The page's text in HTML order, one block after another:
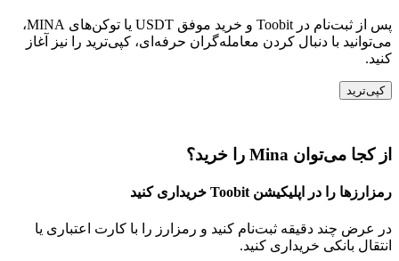
پس از ثبت‌نام در Toobit و خرید موفق USDT یا توکن‌های MINA،
می‌توانید با دنبال کردن معامله‌گران حرفه‌ای، کپی‌ترید را نیز آغاز
کنید.
کپی‌ترید
از کجا می‌توان Mina را خرید؟
رمزارزها را در اپلیکیشن Toobit خریداری کنید
در عرض چند دقیقه ثبت‌نام کنید و رمزارز را با کارت اعتباری یا
انتقال بانکی خریداری کنید.